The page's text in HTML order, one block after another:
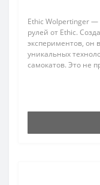
Ethic Wolpertinger
рулей от Ethic.
экспериментов, он
уникальных
самокатов. Это не